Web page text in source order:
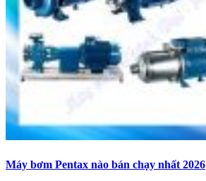
Máy bơm Pentax nào bán chạy nhất 2026